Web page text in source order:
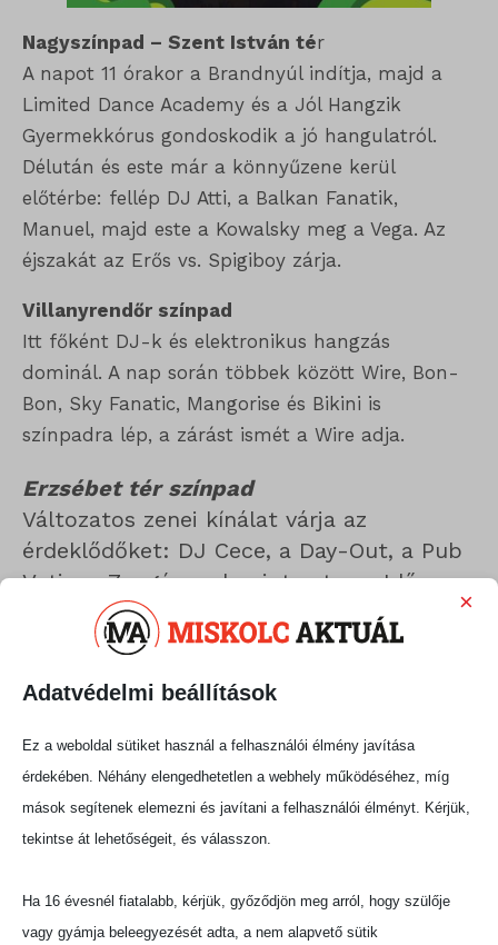
Nagyszínpad – Szent István tér
A napot 11 órakor a Brandnyúl indítja, majd a
Limited Dance Academy és a Jól Hangzik
Gyermekkórus gondoskodik a jó hangulatról.
Délután és este már a könnyűzene kerül
előtérbe: fellép DJ Atti, a Balkan Fanatik,
Manuel, majd este a Kowalsky meg a Vega. Az
éjszakát az Erős vs. Spigiboy zárja.
Villanyrendőr színpad
Itt főként DJ-k és elektronikus hangzás
dominál. A nap során többek között Wire, Bon-
Bon, Sky Fanatic, Mangorise és Bikini is
színpadra lép, a zárást ismét a Wire adja.
Erzsébet tér színpad
Változatos zenei kínálat várja az
érdeklődőket: DJ Cece, a Day-Out, a Pub
Vatis, a Zengép, valamint este az Idő
Rider és a Bíborszél szórakoztatja a
közönséget.
Royal színpad
kedvelőinek ideális helyszín: fellép többek
között Géem Akusztik, NYC Acoustic,
Felméri Péter, Nagy Bettina & Kajli László,
valamint a látványos Főnix Tűzzsonglőr
Városháza színpad
Adatvédelmi beállítások
×
Ez a weboldal sütiket használ a felhasználói élmény javítása
érdekében. Néhány elengedhetetlen a webhely működéséhez, míg
mások segítenek elemezni és javítani a felhasználói élményt. Kérjük,
tekintse át lehetőségeit, és válasszon.
Ha 16 évesnél fiatalabb, kérjük, győződjön meg arról, hogy szülője
vagy gyámja beleegyezését adta, a nem alapvető sütik